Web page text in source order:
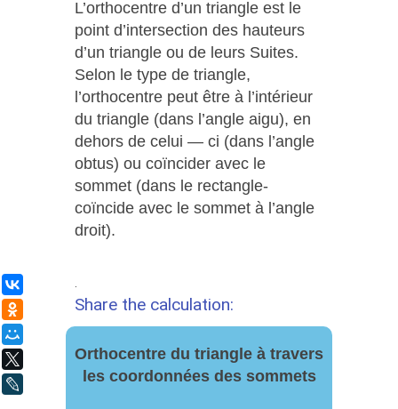
L’orthocentre d’un triangle est le
point d’intersection des hauteurs
d’un triangle ou de leurs Suites.
Selon le type de triangle,
l’orthocentre peut être à l’intérieur
du triangle (dans l’angle aigu), en
dehors de celui — ci (dans l’angle
obtus) ou coïncider avec le
sommet (dans le rectangle-
coïncide avec le sommet à l’angle
droit).
Share the calculation:
Orthocentre du triangle à travers
les coordonnées des sommets
ВКонтакте
Одноклассники
Мой Мир
LiveJournal